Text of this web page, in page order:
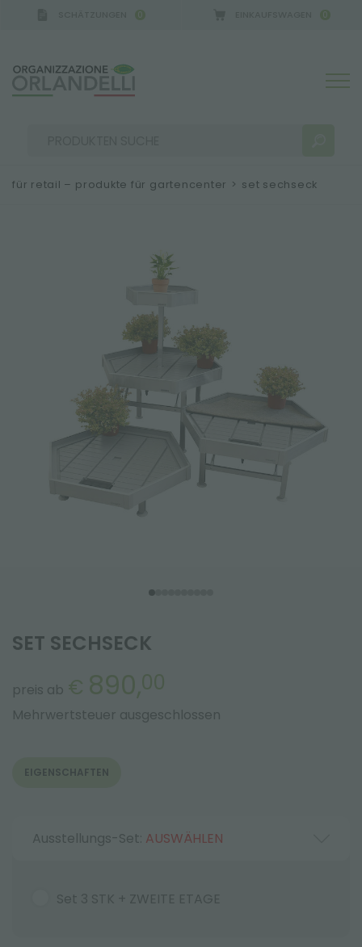
0 0
MEHR ERGEBNISSE FÜR SIE:
für retail – produkte für gartencenter > set sechseck
SET SECHSECK
preis ab € 890,00
Mehrwertsteuer ausgeschlossen
EIGENSCHAFTEN
Ausstellungs-Set: AUSWÄHLEN
Set 3 STK + ZWEITE ETAGE